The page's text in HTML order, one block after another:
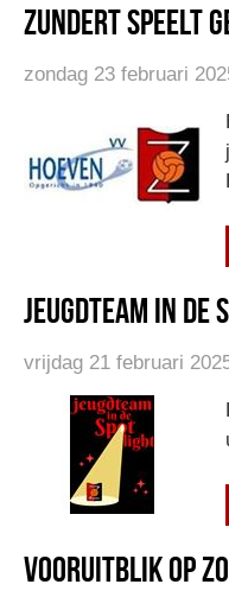
Zundert speelt
zondag 23 februari
Jeugdteam in
vrijdag 21 februari
Vooruitblik op